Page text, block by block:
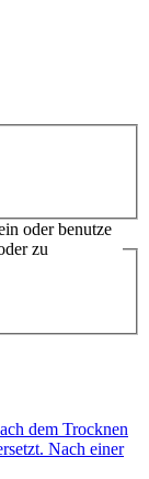
oder benutze
zu
dem Trocknen
Nach einer